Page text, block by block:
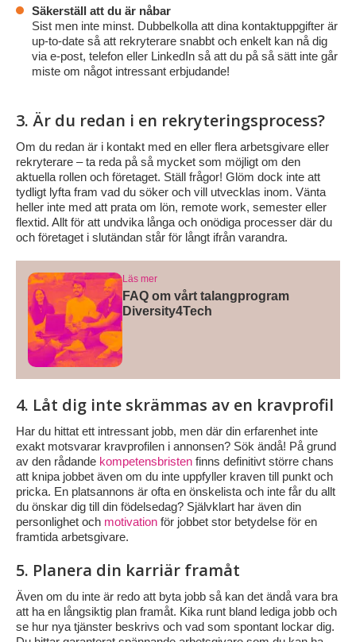
Säkerställ att du är nåbar
Sist men inte minst. Dubbelkolla att dina kontaktuppgifter är
up-to-date så att rekryterare snabbt och enkelt kan nå dig
via e-post, telefon eller LinkedIn så att du på så sätt inte går
miste om något intressant erbjudande!
3. Är du redan i en rekryteringsprocess?
Om du redan är i kontakt med en eller flera arbetsgivare eller
rekryterare –ta reda på så mycket som möjligt om den
aktuella rollen och företaget. Ställ frågor! Glöm dock inte att
tydligt lyfta fram vad du söker och vill utvecklas inom. Vänta
heller inte med att prata om lön, remote work, semester eller
flextid. Allt för att undvika långa och onödiga processer där du
och företaget i slutändan står för långt ifrån varandra.
Läs mer
FAQ om vårt talangprogram
Diversity4Tech
4. Låt dig inte skrämmas av en kravprofil
Har du hittat ett intressant jobb, men där din erfarenhet inte
exakt motsvarar kravprofilen i annonsen? Sök ändå! På grund
av den rådande kompetensbristen finns definitivt större chans
att knipa jobbet även om du inte uppfyller kraven till punkt och
pricka. En platsannons är ofta en önskelista och inte får du allt
du önskar dig till din födelsedag? Självklart har även din
personlighet och motivation för jobbet stor betydelse för en
framtida arbetsgivare.
5. Planera din karriär framåt
Även om du inte är redo att byta jobb så kan det ändå vara bra
att ha en långsiktig plan framåt. Kika runt bland lediga jobb och
se hur nya tjänster beskrivs och vad som spontant lockar dig.